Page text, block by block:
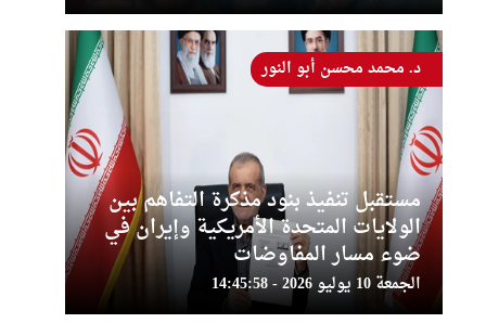
مستقبل تنفيذ بنود مذكرة التفاهم بين
الولايات المتحدة الأمريكية وإيران في
ضوء مسار المفاوضات
الجمعة 10 يوليو 2026 - 14:45:58
د. محمد محسن أبو النور